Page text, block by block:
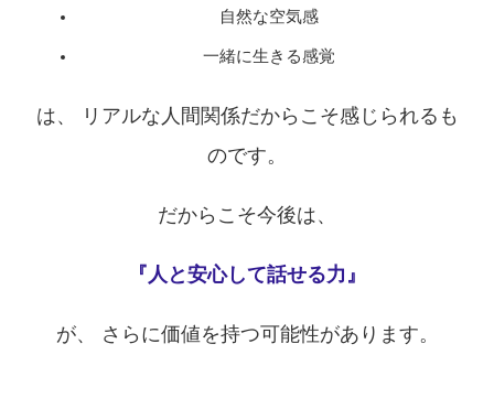
自然な空気感
一緒に生きる感覚
は、 リアルな人間関係だからこそ感じられるも
のです。
だからこそ今後は、
『人と安心して話せる力』
が、 さらに価値を持つ可能性があります。